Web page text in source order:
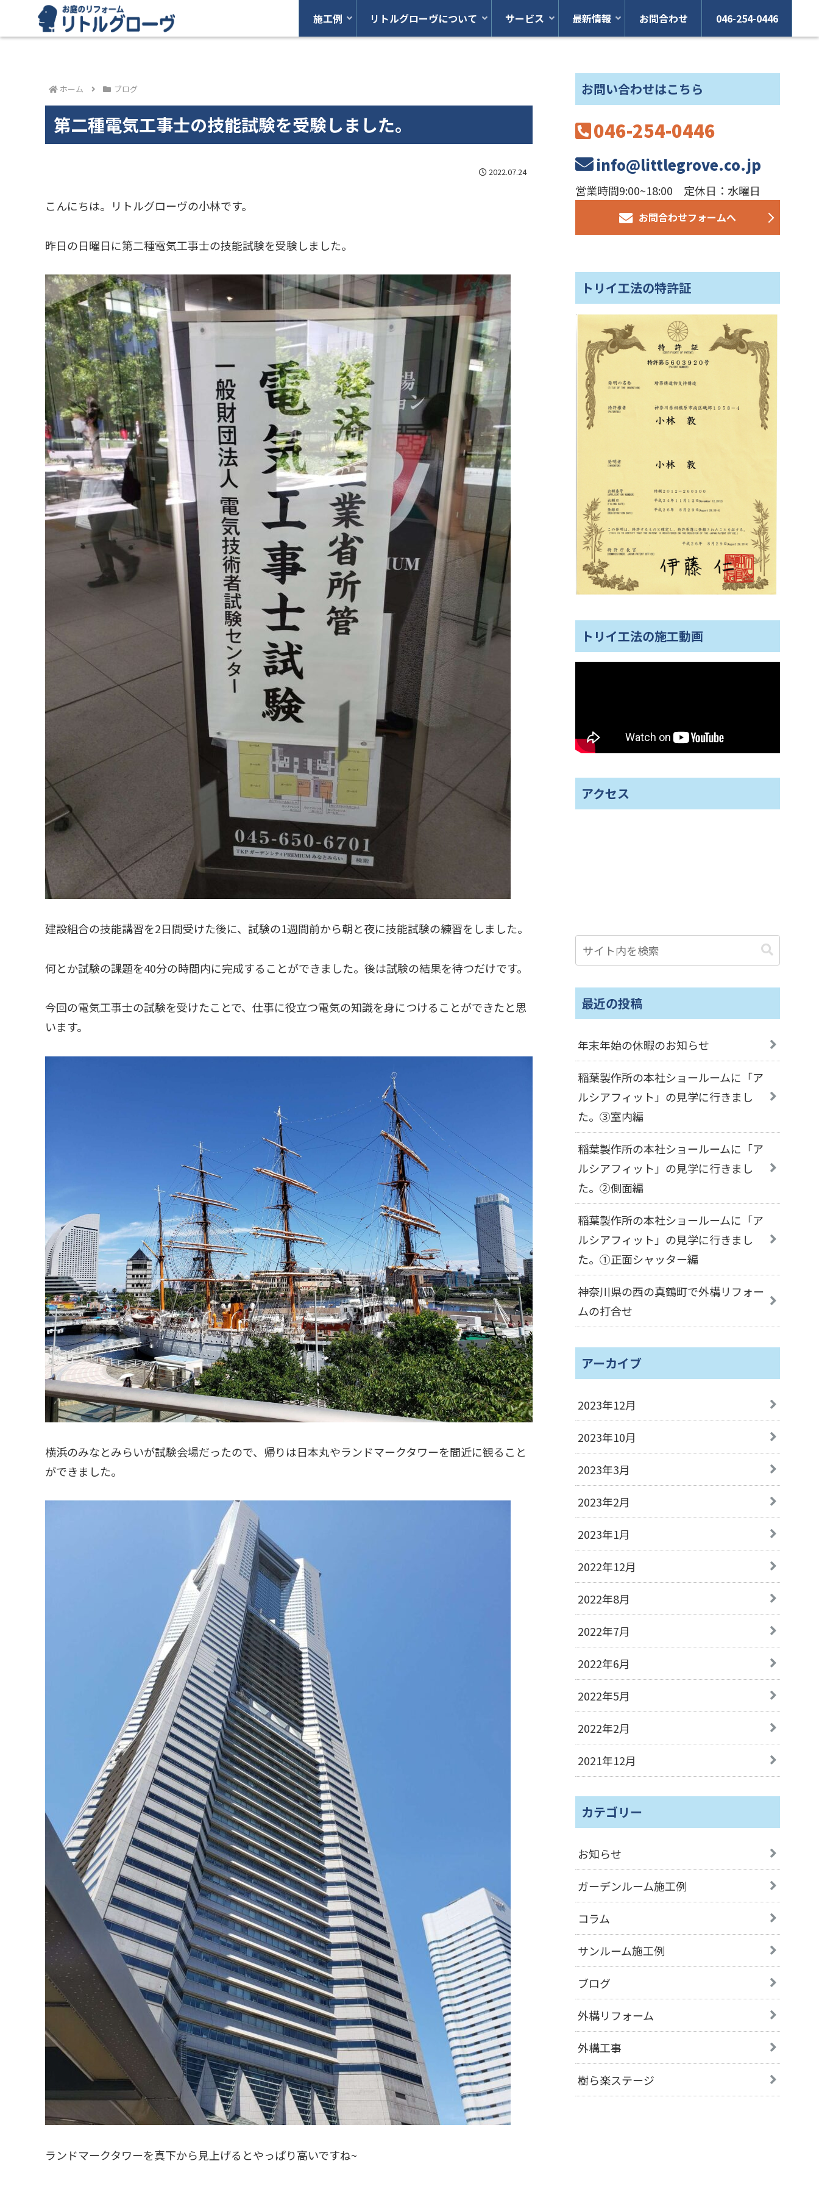
施工例 リトルグローヴについて サービス 最新情報 お問合わせ 046-254-0446
ホーム ブログ
第二種電気工事士の技能試験を受験しました。
2022.07.24
こんにちは。リトルグローヴの小林です。
昨日の日曜日に第二種電気工事士の技能試験を受験しました。
建設組合の技能講習を2日間受けた後に、試験の1週間前から朝と夜に技能試験の練習をしました。
何とか試験の課題を40分の時間内に完成することができました。後は試験の結果を待つだけです。
今回の電気工事士の試験を受けたことで、仕事に役立つ電気の知識を身につけることができたと思
います。
横浜のみなとみらいが試験会場だったので、帰りは日本丸やランドマークタワーを間近に観ること
ができました。
ランドマークタワーを真下から見上げるとやっぱり高いですね~
お問い合わせはこちら
046-254-0446
info@littlegrove.co.jp
営業時間9:00~18:00 定休日：水曜日
お問合わせフォームへ
トリイ工法の特許証
トリイ工法の施工動画
アクセス
最近の投稿
年末年始の休暇のお知らせ
稲葉製作所の本社ショールームに「ア
ルシアフィット」の見学に行きまし
た。③室内編
稲葉製作所の本社ショールームに「ア
ルシアフィット」の見学に行きまし
た。②側面編
稲葉製作所の本社ショールームに「ア
ルシアフィット」の見学に行きまし
た。①正面シャッター編
神奈川県の西の真鶴町で外構リフォー
ムの打合せ
アーカイブ
2023年12月
2023年10月
2023年3月
2023年2月
2023年1月
2022年12月
2022年8月
2022年7月
2022年6月
2022年5月
2022年2月
2021年12月
カテゴリー
お知らせ
ガーデンルーム施工例
コラム
サンルーム施工例
ブログ
外構リフォーム
外構工事
樹ら楽ステージ